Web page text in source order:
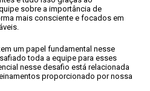
sobre a importância de
mais consciente e focados em
um papel fundamental nesse
toda a equipe para esses
nesse desafio está relacionada
proporcionado por nossa